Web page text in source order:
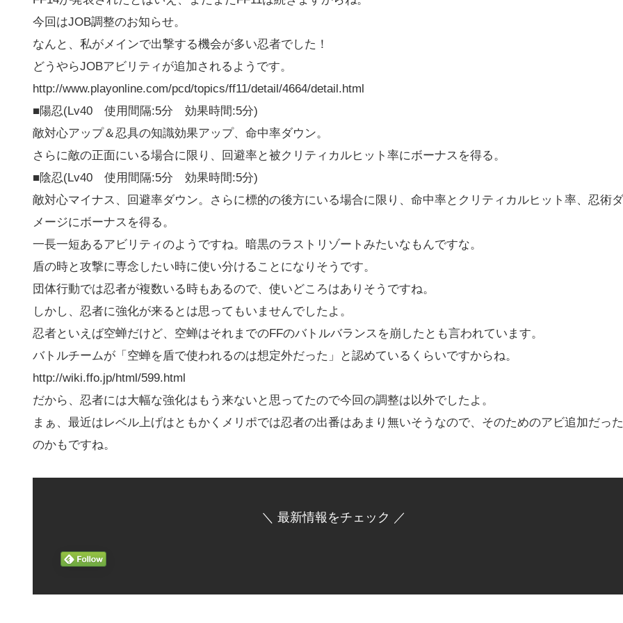
今回はJOB調整のお知らせ。
なんと、私がメインで出撃する機会が多い忍者でした！
どうやらJOBアビリティが追加されるようです。
http://www.playonline.com/pcd/topics/ff11/detail/4664/detail.html
■陽忍(Lv40 使用間隔:5分 効果時間:5分)
敵対心アップ＆忍具の知識効果アップ、命中率ダウン。
さらに敵の正面にいる場合に限り、回避率と被クリティカルヒット率にボーナスを得る。
■陰忍(Lv40 使用間隔:5分 効果時間:5分)
敵対心マイナス、回避率ダウン。さらに標的の後方にいる場合に限り、命中率とクリティカルヒット率、忍術ダ
メージにボーナスを得る。
一長一短あるアビリティのようですね。暗黒のラストリゾートみたいなもんですな。
盾の時と攻撃に専念したい時に使い分けることになりそうです。
団体行動では忍者が複数いる時もあるので、使いどころはありそうですね。
しかし、忍者に強化が来るとは思ってもいませんでしたよ。
忍者といえば空蝉だけど、空蝉はそれまでのFFのバトルバランスを崩したとも言われています。
バトルチームが「空蝉を盾で使われるのは想定外だった」と認めているくらいですからね。
http://wiki.ffo.jp/html/599.html
だから、忍者には大幅な強化はもう来ないと思ってたので今回の調整は以外でしたよ。
まぁ、最近はレベル上げはともかくメリポでは忍者の出番はあまり無いそうなので、そのためのアビ追加だった
のかもですね。
＼ 最新情報をチェック ／